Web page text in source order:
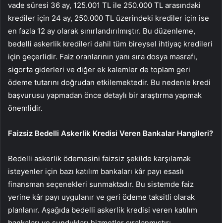
vade süresi 36 ay, 125.001 TL ile 250.000 TL arasındaki
krediler için 24 ay, 250.000 TL üzerindeki krediler için ise
en fazla 12 ay olarak sınırlandırılmıştır. Bu düzenleme,
bedelli askerlik kredileri dahil tüm bireysel ihtiyaç kredileri
için geçerlidir. Faiz oranlarının yanı sıra dosya masrafı,
sigorta giderleri ve diğer ek kalemler de toplam geri
ödeme tutarını doğrudan etkilemektedir. Bu nedenle kredi
başvurusu yapmadan önce detaylı bir araştırma yapmak
önemlidir.
Faizsiz Bedelli Askerlik Kredisi Veren Bankalar Hangileri?
Bedelli askerlik ödemesini faizsiz şekilde karşılamak
isteyenler için bazı katılım bankaları kâr payı esaslı
finansman seçenekleri sunmaktadır. Bu sistemde faiz
yerine kâr payı uygulanır ve geri ödeme taksitli olarak
planlanır. Aşağıda bedelli askerlik kredisi veren katılım